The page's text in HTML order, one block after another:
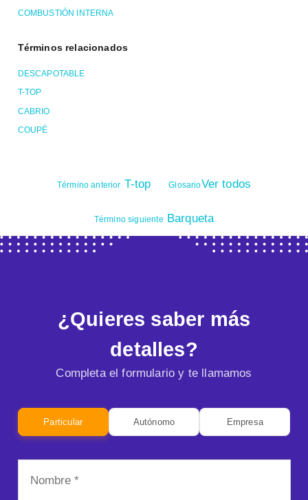
COMBUSTIÓN INTERNA
Términos relacionados
DESCAPOTABLE
T-TOP
CABRIO
COUPÉ
Término anterior T-top GlosarioVer todos
Término siguiente Barqueta
¿Quieres saber más
detalles?
Completa el formulario y te llamamos
Particular Autónomo Empresa